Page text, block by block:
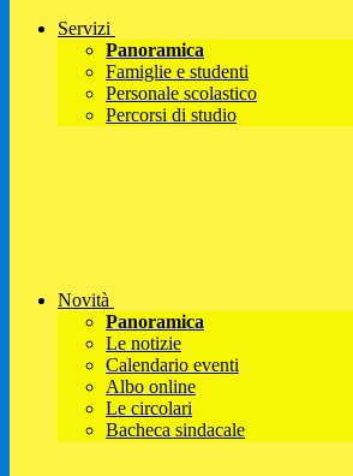
Servizi
Panoramica
Famiglie e studenti
Personale scolastico
Percorsi di studio
Novità
Panoramica
Le notizie
Calendario eventi
Albo online
Le circolari
Bacheca sindacale